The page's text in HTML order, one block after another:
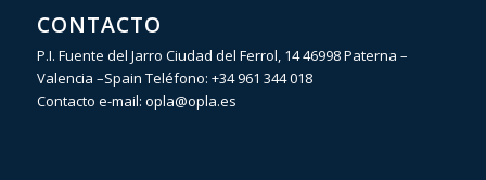
CONTACTO
P.I. Fuente del Jarro Ciudad del Ferrol, 14 46998 Paterna –
Valencia –Spain Teléfono: +34 961 344 018
Contacto e-mail: opla@opla.es